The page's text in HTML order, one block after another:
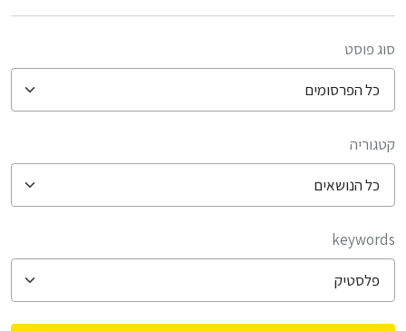
סוג פוסט
קטגוריה
keywords